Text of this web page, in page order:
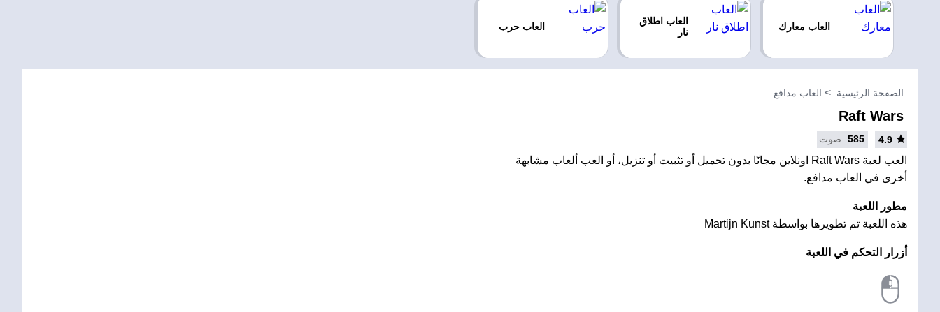
العاب معارك
العاب اطلاق
نار
العاب حرب
الصفحة الرئيسية العاب مدافع
Raft Wars
4.9
585 صوت
العب لعبة Raft Wars اونلاين مجانًا بدون تحميل أو تثبيت أو تنزيل، أو العب ألعاب مشابهة
أخرى في العاب مدافع.
مطور اللعبة
هذه اللعبة تم تطويرها بواسطة Martijn Kunst
أزرار التحكم في اللعبة